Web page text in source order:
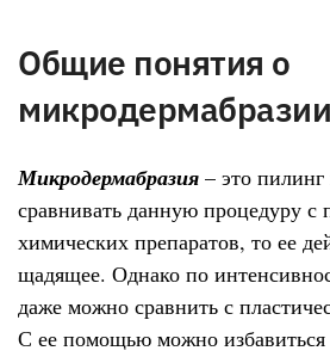
Общие понятия о
микродермабразии
Микродермабразия – это
сравнивать данную процедуру с
химических препаратов, то ее
щадящее. Однако по
даже можно сравнить с
С ее помощью можно избавиться